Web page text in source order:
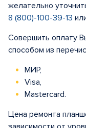
желательно
8 (800)-100-39-13
Совершить оплату
способом из
МИР,
Visa,
Mastercard.
Цена ремонта